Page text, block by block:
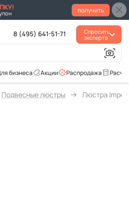
получить
8 (495) 641-51-71
Спросить
эксперта
Распродажа
Акции
бизнеса
Подвесные люстры Люстра